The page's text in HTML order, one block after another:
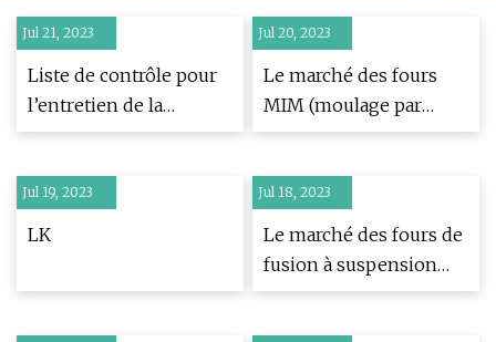
Jul 21, 2023
Liste de contrôle pour
l’entretien de la
fournaise – et les
Jul 20, 2023
Le marché des fours
MIM (moulage par
injection de métal)
développement de
2023 à 2029
Jul 19, 2023
LK
Jul 18, 2023
Le marché des fours de
fusion à suspension
par induction sous vide